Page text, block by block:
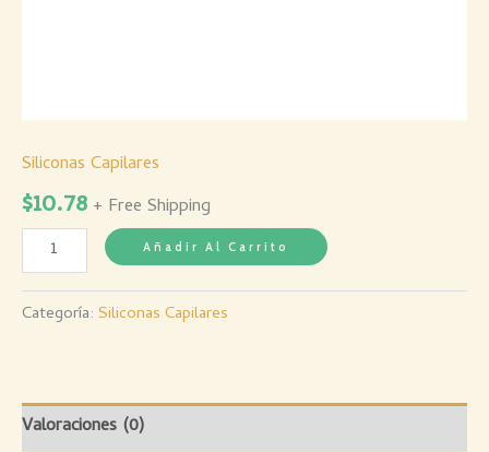
Siliconas Capilares
$10.78 + Free Shipping
Añadir Al Carrito
Categoría: Siliconas Capilares
Valoraciones (0)